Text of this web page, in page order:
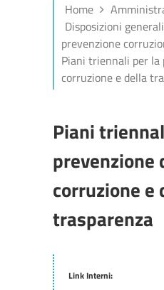
Home
Disposizioni generali
prevenzione
Piani triennali per la
corruzione e della
Piani
prevenzione
corruzione e
trasparenza
Link Interni: